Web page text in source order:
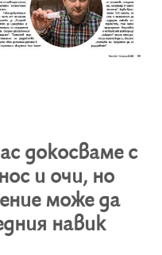
докосваме с
и очи, но
може да
навик